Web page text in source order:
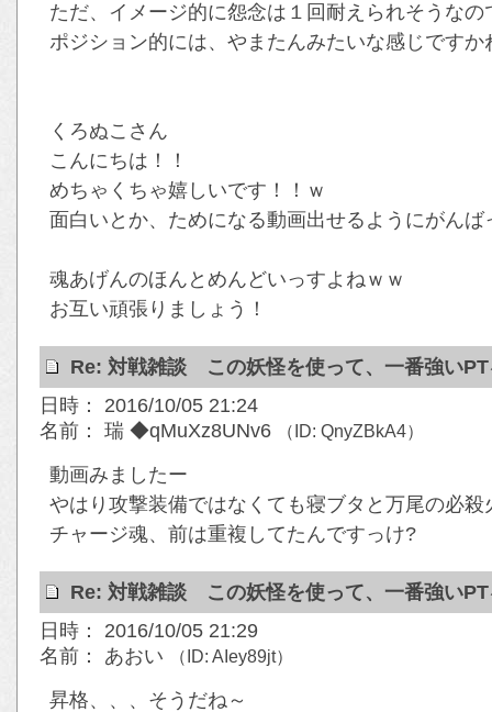
ただ、イメージ的に怨念は１回耐えられそうな
ポジション的には、やまたんみたいな感じですか
くろぬこさん
こんにちは！！
めちゃくちゃ嬉しいです！！ｗ
面白いとか、ためになる動画出せるようにがんば
魂あげんのほんとめんどいっすよねｗｗ
お互い頑張りましょう！
Re: 対戦雑談 この妖怪を使って、一番強い
日時： 2016/10/05 21:24
名前： 瑞 ◆qMuXz8UNv6
（ID: QnyZBkA4）
動画みましたー
やはり攻撃装備ではなくても寝ブタと万尾の必殺
チャージ魂、前は重複してたんですっけ?
Re: 対戦雑談 この妖怪を使って、一番強い
日時： 2016/10/05 21:29
名前： あおい
（ID: AIey89jt）
昇格、、、そうだね～